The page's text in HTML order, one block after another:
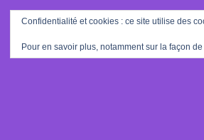
Confidentialité et cookies : ce site utilise des
Pour en savoir plus, notamment sur la façon